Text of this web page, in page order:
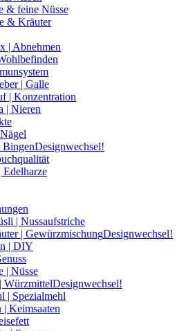
& feine Nüsse
& Kräuter
| Abnehmen
| Galle
| Konzentration
| Nieren
Designwechsel!
Edelharze
| Nussaufstriche
| GewürzmischungDesignwechsel!
| DIY
| Nüsse
WürzmittelDesignwechsel!
| Spezialmehl
| Keimsaaten